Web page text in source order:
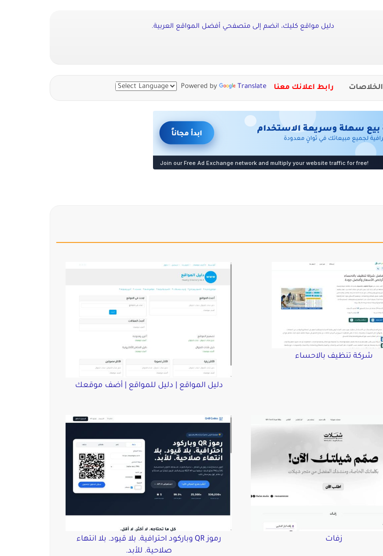
دليل مواقع كليك، انضم إلى متصفحي أفضل المواقع العربية.
الخلاصات رابط اعلانك معنا Powered by Translate
شركة تنظيف بالاحساء
دليل المواقع | دليل للمواقع | أضف موقعك
زفات
رموز QR وباركود احترافية. بلا قيود. بلا انتهاء
صلاحية. للأبد.